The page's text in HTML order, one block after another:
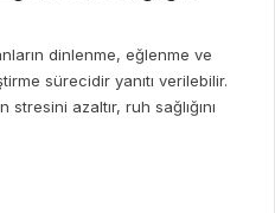
dinlenme, eğlenme ve
sürecidir yanıtı verilebilir.
azaltır, ruh sağlığını